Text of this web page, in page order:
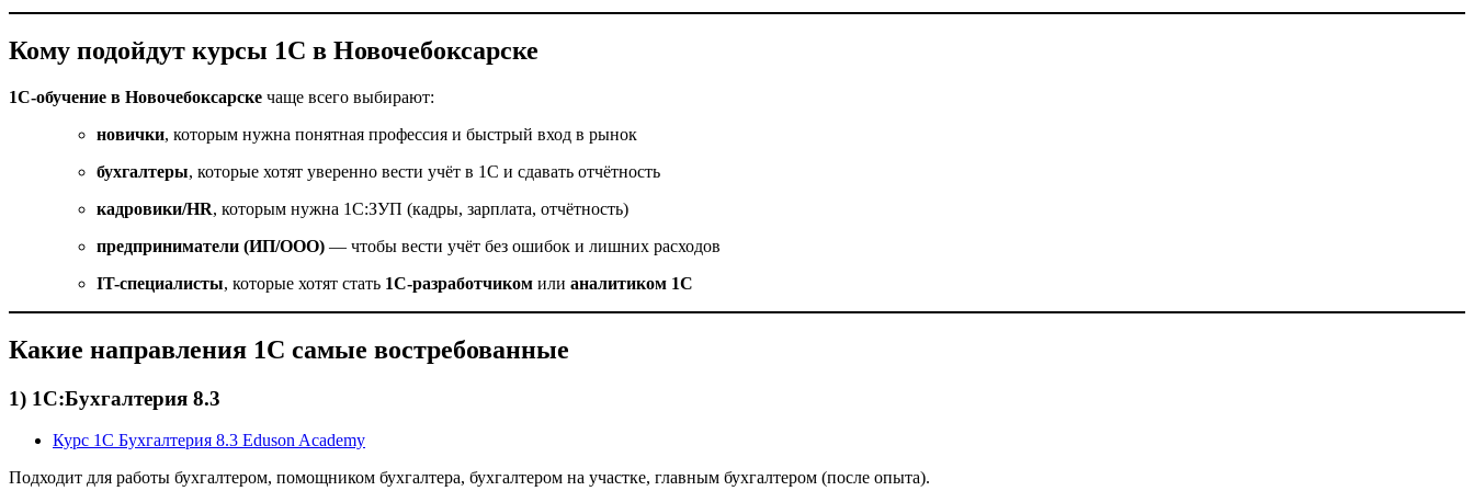
Кому подойдут курсы 1С в Новочебоксарске
1С-обучение в Новочебоксарске чаще всего выбирают:
новички, которым нужна понятная профессия и быстрый вход в рынок
бухгалтеры, которые хотят уверенно вести учёт в 1С и сдавать отчётность
кадровики/HR, которым нужна 1С:ЗУП (кадры, зарплата, отчётность)
предприниматели (ИП/ООО) — чтобы вести учёт без ошибок и лишних расходов
IT-специалисты, которые хотят стать 1С-разработчиком или аналитиком 1С
Какие направления 1С самые востребованные
1) 1С:Бухгалтерия 8.3
Курс 1С Бухгалтерия 8.3 Eduson Academy
Подходит для работы бухгалтером, помощником бухгалтера, бухгалтером на участке, главным бухгалтером (после опыта).